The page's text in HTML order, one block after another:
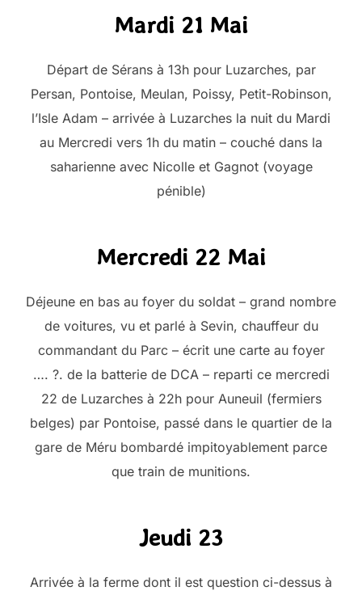
Mardi 21 Mai
Départ de Sérans à 13h pour Luzarches, par
Persan, Pontoise, Meulan, Poissy, Petit-Robinson,
l’Isle Adam – arrivée à Luzarches la nuit du Mardi
au Mercredi vers 1h du matin – couché dans la
saharienne avec Nicolle et Gagnot (voyage
pénible)
Mercredi 22 Mai
Déjeune en bas au foyer du soldat – grand nombre
de voitures, vu et parlé à Sevin, chauffeur du
commandant du Parc – écrit une carte au foyer
…. ?. de la batterie de DCA – reparti ce mercredi
22 de Luzarches à 22h pour Auneuil (fermiers
belges) par Pontoise, passé dans le quartier de la
gare de Méru bombardé impitoyablement parce
que train de munitions.
Jeudi 23
Arrivée à la ferme dont il est question ci-dessus à